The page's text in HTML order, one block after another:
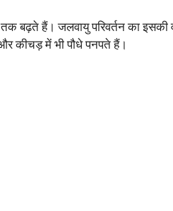
बढ़ते हैं। जलवायु परिवर्तन का इसकी
कीचड़ में भी पौधे पनपते हैं।